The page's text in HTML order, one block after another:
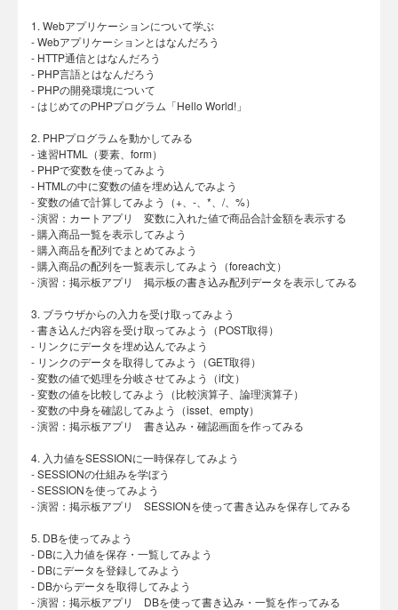
1. Webアプリケーションについて学ぶ
- Webアプリケーションとはなんだろう
- HTTP通信とはなんだろう
- PHP言語とはなんだろう
- PHPの開発環境について
- はじめてのPHPプログラム「Hello World!」
2. PHPプログラムを動かしてみる
- 速習HTML（要素、form）
- PHPで変数を使ってみよう
- HTMLの中に変数の値を埋め込んでみよう
- 変数の値で計算してみよう（+、-、*、/、%）
- 演習：カートアプリ 変数に入れた値で商品合計金額を表示する
- 購入商品一覧を表示してみよう
- 購入商品を配列でまとめてみよう
- 購入商品の配列を一覧表示してみよう（foreach文）
- 演習：掲示板アプリ 掲示板の書き込み配列データを表示してみる
3. ブラウザからの入力を受け取ってみよう
- 書き込んだ内容を受け取ってみよう（POST取得）
- リンクにデータを埋め込んでみよう
- リンクのデータを取得してみよう（GET取得）
- 変数の値で処理を分岐させてみよう（if文）
- 変数の値を比較してみよう（比較演算子、論理演算子）
- 変数の中身を確認してみよう（isset、empty）
- 演習：掲示板アプリ 書き込み・確認画面を作ってみる
4. 入力値をSESSIONに一時保存してみよう
- SESSIONの仕組みを学ぼう
- SESSIONを使ってみよう
- 演習：掲示板アプリ SESSIONを使って書き込みを保存してみる
5. DBを使ってみよう
- DBに入力値を保存・一覧してみよう
- DBにデータを登録してみよう
- DBからデータを取得してみよう
- 演習：掲示板アプリ DBを使って書き込み・一覧を作ってみる